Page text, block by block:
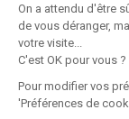
On a attendu d'être
de vous déranger,
votre visite...
C'est OK pour vous ?
Pour modifier vos
'Préférences de
urbains, aux
et de Roissy. Sa
Paix et la rue du 4
encourage la
Le Particulier 3-5-8
du XVIIIe siècle,
Issy-les-Moulineaux
Asnières-sur-Seine (33)
Puteaux (33)